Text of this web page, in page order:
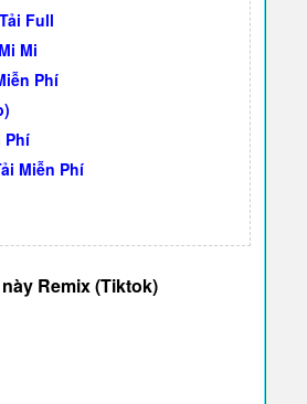
Full
Mi
Phí
Phí
Miễn Phí
Remix (Tiktok)